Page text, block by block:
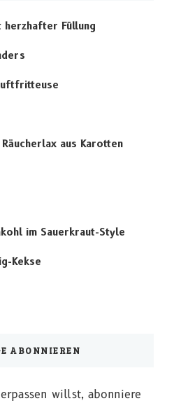
herzhafter Füllung
aus Karotten
im Sauerkraut-Style
Kekse
ABONNIEREN
willst, abonniere